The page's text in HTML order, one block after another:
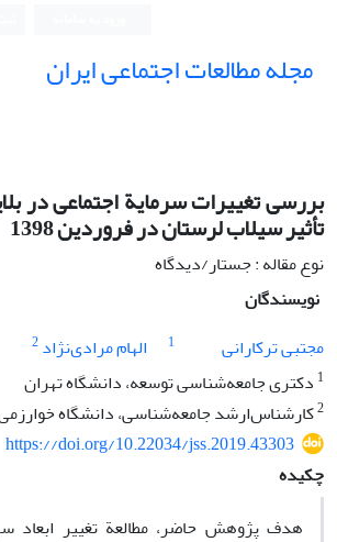
مجله مطالعات اجتماعی ایران
بررسی تغییرات سرمایة اجتماعی در
تأثیر سیلاب لرستان در فروردین 1398
نوع مقاله : جستار/دیدگاه
نویسندگان
مجتبی ترکارانی
1 الهام مرادی‌نژاد2
1 دکتری جامعه‌شناسی توسعه، دانشگاه تهران
2کارشناس‌ارشد جامعه‌شناسی، دانشگاه
https://doi.org/10.22034/jss.2019.43303
چکیده
هدف پژوهش حاضر، مطالعة تغییر ابعاد